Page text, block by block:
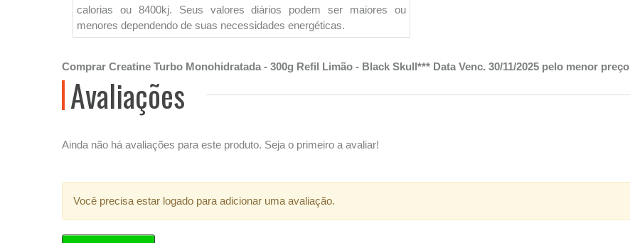
calorias ou 8400kj. Seus valores diários podem ser maiores ou
menores dependendo de suas necessidades energéticas.
Comprar Creatine Turbo Monohidratada - 300g Refil Limão - Black Skull*** Data Venc. 30/11/2025 pelo menor preço
Avaliações
Ainda não há avaliações para este produto. Seja o primeiro a avaliar!
Você precisa estar logado para adicionar uma avaliação.